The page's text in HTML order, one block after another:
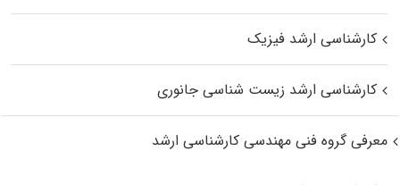
کارشناسی ارشد فیزیک
کارشناسی ارشد زیست‌ شناسی جانوری
معرفی گروه فنی مهندسی کارشناسی ارشد